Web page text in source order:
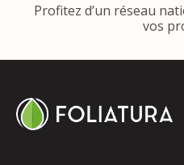
Profitez d’un réseau
vos